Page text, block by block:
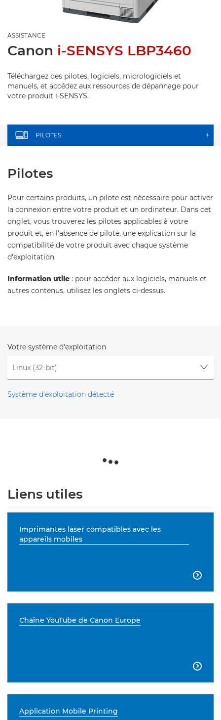
ASSISTANCE
Canon i-SENSYS LBP3460
Téléchargez des pilotes, logiciels, micrologiciels et
manuels, et accédez aux ressources de dépannage pour
votre produit i-SENSYS.
PILOTES +
Pilotes
Pour certains produits, un pilote est nécessaire pour activer
la connexion entre votre produit et un ordinateur. Dans cet
onglet, vous trouverez les pilotes applicables à votre
produit et, en l'absence de pilote, une explication sur la
compatibilité de votre produit avec chaque système
d'exploitation.
Information utile : pour accéder aux logiciels, manuels et
autres contenus, utilisez les onglets ci-dessus.
Votre système d'exploitation
Système d'exploitation détecté
Liens utiles
Imprimantes laser compatibles avec les
appareils mobiles

Chaîne YouTube de Canon Europe

Application Mobile Printing